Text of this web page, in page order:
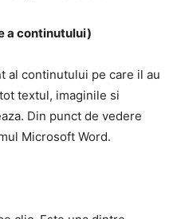
a continutului)
al continutului pe care il au
textul, imaginile si
Din punct de vedere
Microsoft Word.